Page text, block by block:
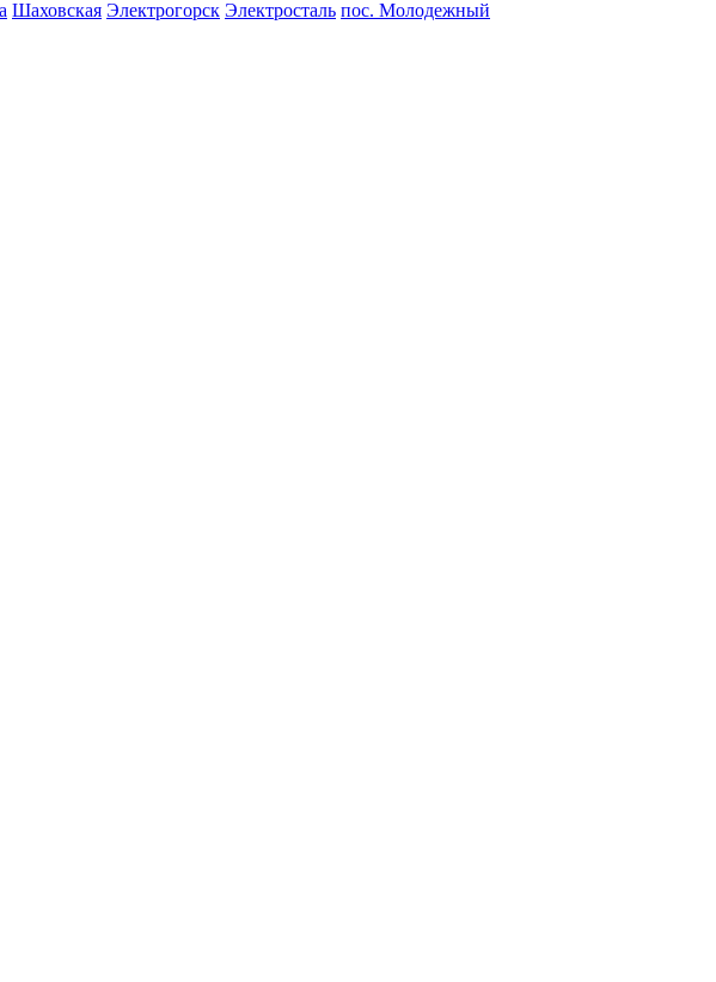
Шаховская Электрогорск Электросталь пос. Молодежный